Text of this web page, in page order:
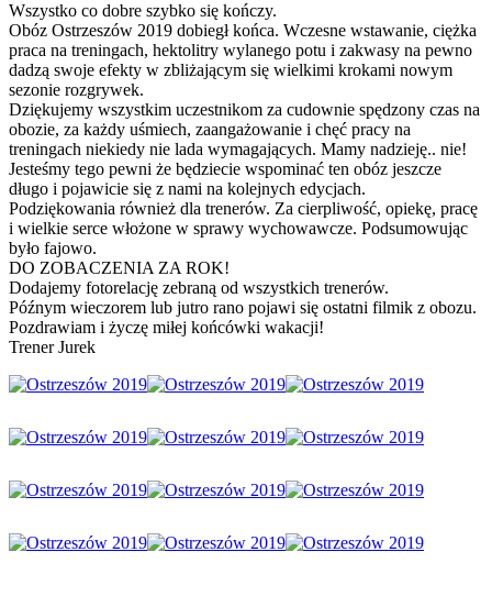
Wszystko co dobre szybko się kończy.
Obóz Ostrzeszów 2019 dobiegł końca. Wczesne wstawanie, ciężka
praca na treningach, hektolitry wylanego potu i zakwasy na pewno
dadzą swoje efekty w zbliżającym się wielkimi krokami nowym
sezonie rozgrywek.
Dziękujemy wszystkim uczestnikom za cudownie spędzony czas na
obozie, za każdy uśmiech, zaangażowanie i chęć pracy na
treningach niekiedy nie lada wymagających. Mamy nadzieję.. nie!
Jesteśmy tego pewni że będziecie wspominać ten obóz jeszcze
długo i pojawicie się z nami na kolejnych edycjach.
Podziękowania również dla trenerów. Za cierpliwość, opiekę, pracę
i wielkie serce włożone w sprawy wychowawcze. Podsumowując
było fajowo.
DO ZOBACZENIA ZA ROK!
Dodajemy fotorelację zebraną od wszystkich trenerów.
Późnym wieczorem lub jutro rano pojawi się ostatni filmik z obozu.
Pozdrawiam i życzę miłej końcówki wakacji!
Trener Jurek